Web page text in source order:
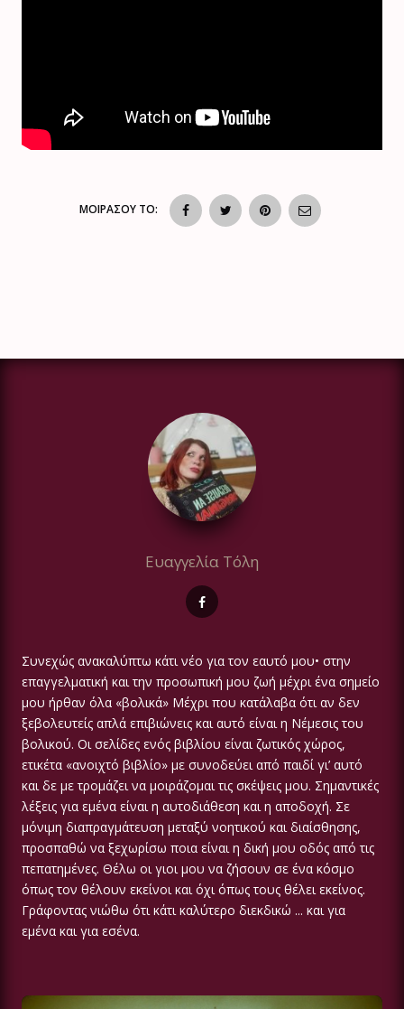
ΜΟΙΡΑΣΟΥ ΤΟ:
Ευαγγελία Τόλη
Συνεχώς ανακαλύπτω κάτι νέο για τον εαυτό μου• στην
επαγγελματική και την προσωπική μου ζωή μέχρι ένα σημείο
μου ήρθαν όλα «βολικά» Μέχρι που κατάλαβα ότι αν δεν
ξεβολευτείς απλά επιβιώνεις και αυτό είναι η Νέμεσις του
βολικού. Οι σελίδες ενός βιβλίου είναι ζωτικός χώρος,
ετικέτα «ανοιχτό βιβλίο» με συνοδεύει από παιδί γι’ αυτό
και δε με τρομάζει να μοιράζομαι τις σκέψεις μου. Σημαντικές
λέξεις για εμένα είναι η αυτοδιάθεση και η αποδοχή. Σε
μόνιμη διαπραγμάτευση μεταξύ νοητικού και διαίσθησης,
προσπαθώ να ξεχωρίσω ποια είναι η δική μου οδός από τις
πεπατημένες. Θέλω οι γιοι μου να ζήσουν σε ένα κόσμο
όπως τον θέλουν εκείνοι και όχι όπως τους θέλει εκείνος.
Γράφοντας νιώθω ότι κάτι καλύτερο διεκδικώ ... και για
εμένα και για εσένα.